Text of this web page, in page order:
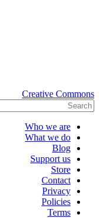
Creative Commons
Who we are
What we do
Blog
Support us
Store
Contact
Privacy
Policies
Terms